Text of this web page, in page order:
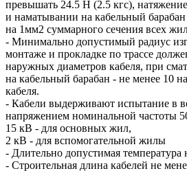
превышать 24.5 Н (2.5 кгс),
и наматывании на кабельный
на 1мм2 суммарного сечения всех
- Минимально допустимый радиус
монтаже и прокладке по трассе
наружных диаметров кабеля, при
на кабельный барабан - не менее 10
кабеля.
- Кабели выдерживают испытание в
напряжением номинальной частоты
15 кВ - для основных жил,
2 кВ - для вспомогательной жилы
- Длительно допустимая температура
- Строительная длина кабелей не